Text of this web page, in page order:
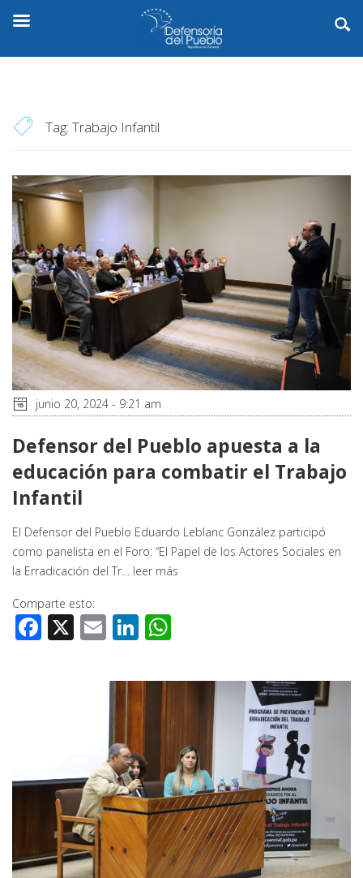
Tag: Trabajo Infantil
junio 20, 2024 - 9:21 am
Defensor del Pueblo apuesta a la
educación para combatir el Trabajo
Infantil
El Defensor del Pueblo Eduardo Leblanc González participó
como panelista en el Foro: “El Papel de los Actores Sociales en
la Erradicación del Tr… leer más
Comparte esto:
Facebook
X EmailLinkedIn